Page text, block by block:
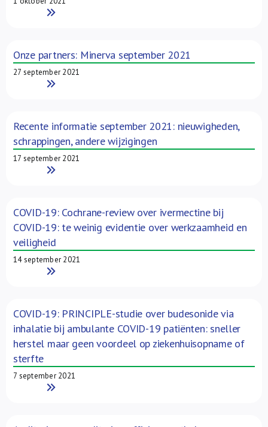
Read More
Onze partners: Minerva september 2021
27 september 2021
Read More
Recente informatie september 2021: nieuwigheden,
schrappingen, andere wijzigingen
17 september 2021
Read More
COVID-19: Cochrane-review over ivermectine bij
COVID-19: te weinig evidentie over werkzaamheid en
veiligheid
14 september 2021
Read More
COVID-19: PRINCIPLE-studie over budesonide via
inhalatie bij ambulante COVID-19 patiënten: sneller
herstel maar geen voordeel op ziekenhuisopname of
sterfte
7 september 2021
Read More